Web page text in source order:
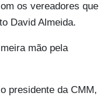
os vereadores que
David Almeida.
mão pela
presidente da CMM,